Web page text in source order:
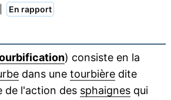
En rapport
) consiste en la
dans une tourbièredite
de l'action des sphaignesqui